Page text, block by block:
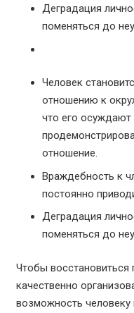
Деградация
поменяться до
Человек
отношению к
что его осуждают
отношение.
Враждебность к
постоянно
Деградация
поменяться до
Чтобы восстановиться
качественно
возможность человеку